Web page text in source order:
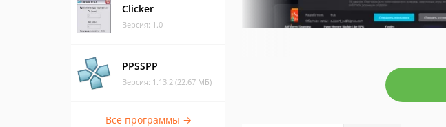
Clicker
Версия: 1.0
PPSSPP
Версия: 1.13.2 (22.67 МБ)
Все программы →